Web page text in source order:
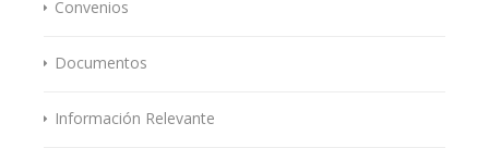
Convenios
Documentos
Información Relevante